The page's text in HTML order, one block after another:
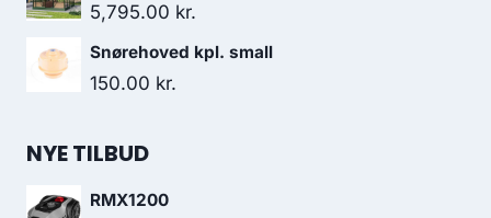
5,795.00 kr.
Snørehoved kpl. small
150.00 kr.
NYE TILBUD
RMX1200